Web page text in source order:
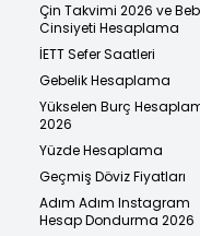
Çin Takvimi 2026 ve
Cinsiyeti Hesaplama
İETT Sefer Saatleri
Gebelik Hesaplama
Yükselen Burç
2026
Yüzde Hesaplama
Geçmiş Döviz Fiyatları
Adım Adım Instagram
Hesap Dondurma 2026